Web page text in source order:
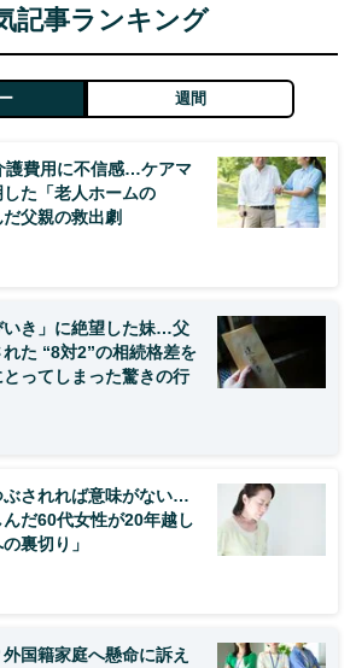
記事ランキング
週間
護費用に不信感…ケアマ
た「老人ホームの
父親の救出劇
いき」に絶望した妹…父
た “8対2”の相続格差を
ってしまった驚きの行
ぶされれば意味がない…
だ60代女性が20年越し
裏切り」
国籍家庭へ懸命に訴え